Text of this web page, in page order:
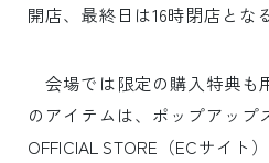
開店、最終日は16時閉店となる
会場では限定の購入特典も
のアイテムは、ポップアップ
OFFICIAL STORE（ECサイト